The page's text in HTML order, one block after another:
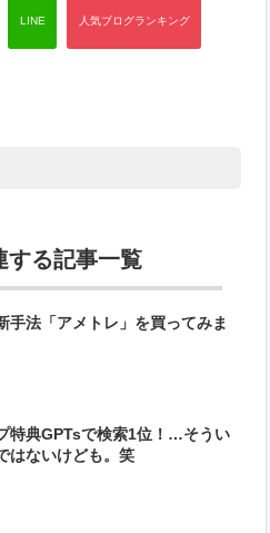
する記事一覧
手法「アメトレ」を買ってみま
特典GPTsで検索1位！…そうい
はないけども。笑